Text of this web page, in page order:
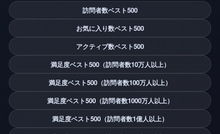
訪問者数ベスト500
お気に入り数ベスト500
アクティブ数ベスト500
満足度ベスト500（訪問者数10万人以上）
満足度ベスト500（訪問者数100万人以上）
満足度ベスト500（訪問者数1000万人以上）
満足度ベスト500（訪問者数1億人以上）